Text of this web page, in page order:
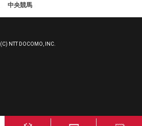
中央競馬
(C) NTT DOCOMO, INC.